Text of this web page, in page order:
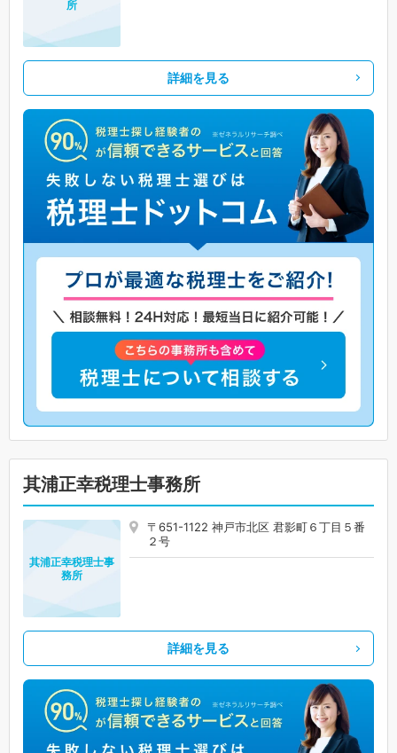
所
詳細を見る
其浦正幸税理士事務所
〒651-1122 神戸市北区 君影町６丁目５番
２号
其浦正幸税理士事
務所
詳細を見る